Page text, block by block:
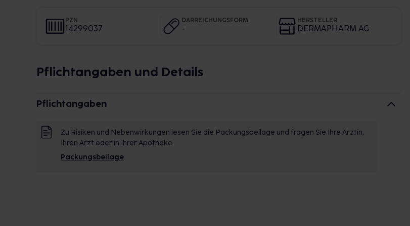
PZN
14299037
DARREICHUNGSFORM
-
HERSTELLER
DERMAPHARM AG
Pflichtangaben und Details
Pflichtangaben
Zu Risiken und Nebenwirkungen lesen Sie die Packungsbeilage und fragen Sie Ihre Ärztin,
Ihren Arzt oder in Ihrer Apotheke.
Packungsbeilage